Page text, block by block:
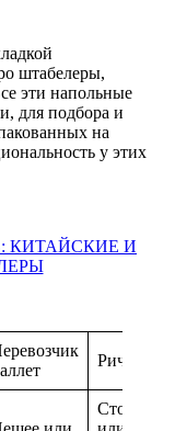
штабелеры,
эти напольные
для подбора и
на
у этих
КИТАЙСКИЕ И
Ричтрак
Стоя